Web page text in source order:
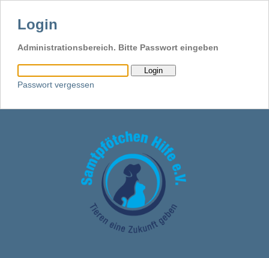
Login
Administrationsbereich. Bitte Passwort eingeben
Passwort vergessen